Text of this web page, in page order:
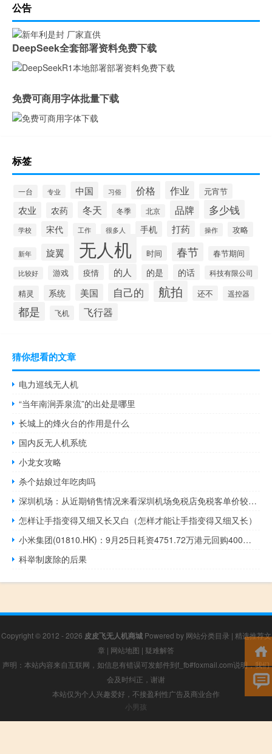
公告
DeepSeek全套部署资料免费下载
免费可商用字体批量下载
标签
一台 专业 中国 习俗 价格 作业 元宵节
农业 农药 冬天 冬季 北京 品牌 多少钱
学校 宋代 工作 很多人 手机 打药 操作 攻略
新年 旋翼 无人机 时间 春节 春节期间
比较好 游戏 疫情 的人 的是 的话 科技有限公司
精灵 系统 美国 自己的 航拍 还不 遥控器
都是 飞机 飞行器
猜你想看的文章
电力巡线无人机
“当年南涧弄泉流”的出处是哪里
长城上的烽火台的作用是什么
国内反无人机系统
小龙女攻略
杀个姑娘过年吃肉吗
深圳机场：从近期销售情况来看深圳机场免税店免税客单价较2019年已实现翻倍
怎样让手指变得又细又长又白（怎样才能让手指变得又细又长）
小米集团(01810.HK)：9月25日耗资4751.72万港元回购400万股
科举制废除的后果
Copyright © 2012 - 2026 皮皮飞无人机商城Powered by 网站分类目录 | 精选推荐文
章 | 网站地图 | 疑难解答
声明：本站内容来自互联网，如信息有错误可发邮件到f_fb#foxmail.com说明，我们
会及时纠正，谢谢
本站仅为个人兴趣爱好，不接盈利性广告及商业合作
小男孩